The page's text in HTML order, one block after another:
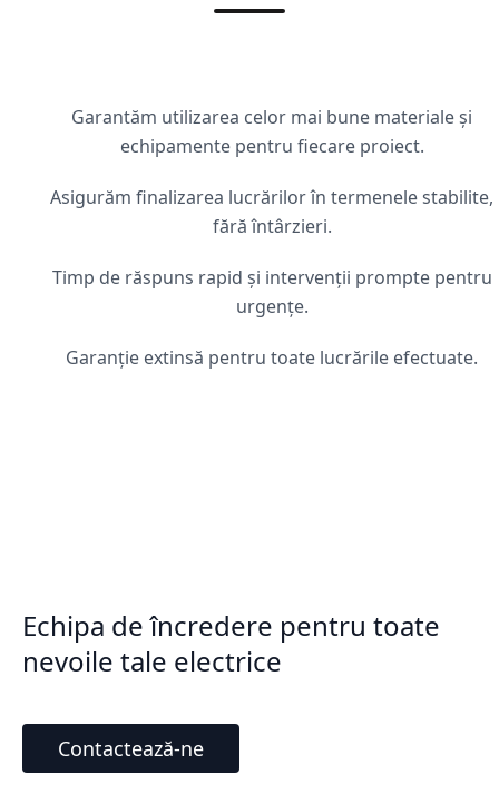
Garantăm utilizarea celor mai bune materiale și
echipamente pentru fiecare proiect.
Asigurăm finalizarea lucrărilor în termenele stabilite,
fără întârzieri.
Timp de răspuns rapid și intervenții prompte pentru
urgențe.
Garanție extinsă pentru toate lucrările efectuate.
Echipa de încredere pentru toate
nevoile tale electrice
Contactează-ne